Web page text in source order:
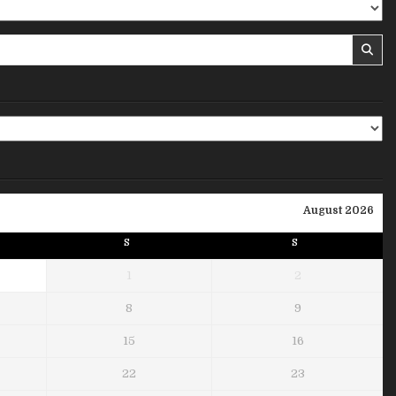
August 2026
S S
1 2
8 9
15 16
22 23